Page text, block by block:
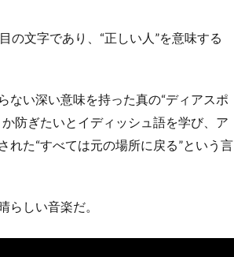
の文字であり、“正しい人”を意味する
ない深い意味を持った真の“ディアスポ
防ぎたいとイディッシュ語を学び、ア
た“すべては元の場所に戻る”という言
しい音楽だ。